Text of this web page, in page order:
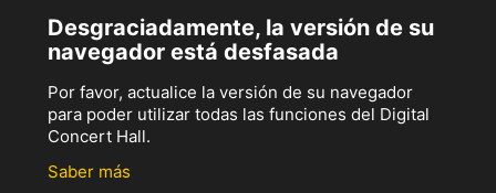
Desgraciadamente, la versión de su
navegador está desfasada
Por favor, actualice la versión de su navegador
para poder utilizar todas las funciones del Digital
Concert Hall.
Saber más